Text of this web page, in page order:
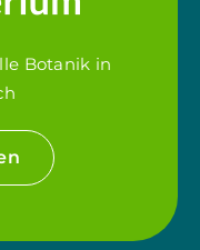
Botanik in